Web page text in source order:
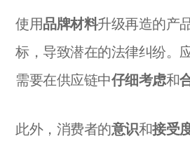
使用品牌材料升级再造的产
标，导致潜在的法律纠纷。
需要在供应链中仔细考虑和
此外，消费者的意识和接受